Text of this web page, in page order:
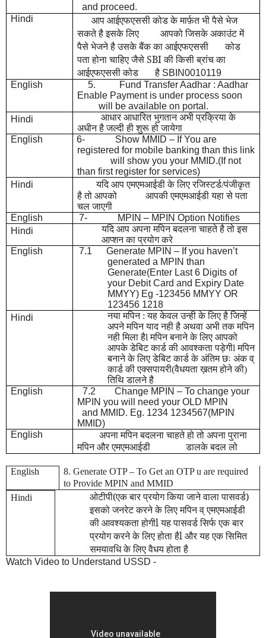
and proceed.
Hindi
आप आईएफएससी कोड के मार्फ़त भी पैसे भेज
सकते है इसके लिए आपको जिसके अकाउंट में
पैसे भेजने है उसके बैंक का आईएफएससी कोड
पता होना चाहिए जैसे SBI की किसी ब्रांच का
आईएफएससी कोड है SBIN0010119
English
5. Fund Transfer Aadhar : Aadhar
Enable Payment is under process soon
will be available on portal.
Hindi
आधार आधारित भुगतान अभी प्रक्रिया के
अधीन है जल्दी ही शुरू हो जायेगा
English
6-
Show MMID – If You are
registered for mobile banking than this link
will show you your MMID.(If not
than first register for services)
Hindi
यदि आप एमएमआईडी के लिए रजिस्टर्ड/पंजीकृत
है तो आपको आपकी एमएमआईडी यहा से पता
चल जाएगी
English
7-
MPIN – MPIN Option Notifies
Hindi
यदि आप अपना मपिन बदलना चाहते है तो इस
आप्शन का प्रयोग करे
English
7.1 Generate MPIN – If you haven’t
generated a MPIN than
Generate(Enter Last 6 Digits of
your Debit Card and Expiry Date
MMYY) Eg -123456 MMYY OR
123456 1218
Hindi
नया मपिन : यह केवल उन्ही के लिए है जिन्हें
अपने मपिन याद नही है अथवा अभी तक मपिन
नही मिला हैl मपिन बनाने के लिए आपको
आपके डेबिट कार्ड की आवश्कता पड़ेगीl मपिन
बनाने के लिए डेबिट कार्ड के अंतिम छः अंक व्
कार्ड की एक्सपायरी(वैधयता ख़तम होने की)
तिथि डालने है
English
7.2 Change MPIN – To change your
MPIN you will need your OLD MPIN
and MMID. Eg. 1234 1234567(MPIN
MMID)
English
अपनामपिन बदलना चाहते हो तो अपना पुराना
मपिन और एमएमआईडी डालके बदल लो
English
8. Generate OTP – To Get an OTP u are required
to Provide MPIN and MMID
Hindi
ओटीपी(एक बार प्रयोग किया जाने वाला पासवर्ड)
इसको जनरेट करने के लिए मपिन व् एमएमआईडी
की आवश्यकता होगीl यह पासवर्ड सिर्फ एक बार
प्रयोग करने के लिए होता हैl और यह एक सिमित
समयावधि के लिए वैधय होता है
Watch Video to Understand USSD -